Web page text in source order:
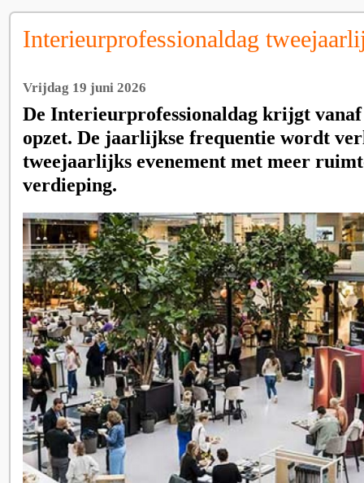
Interieurprofessionaldag
Vrijdag 19 juni 2026
De Interieurprofessionaldag krijgt vanaf
opzet. De jaarlijkse frequentie wordt
tweejaarlijks evenement met meer
verdieping.